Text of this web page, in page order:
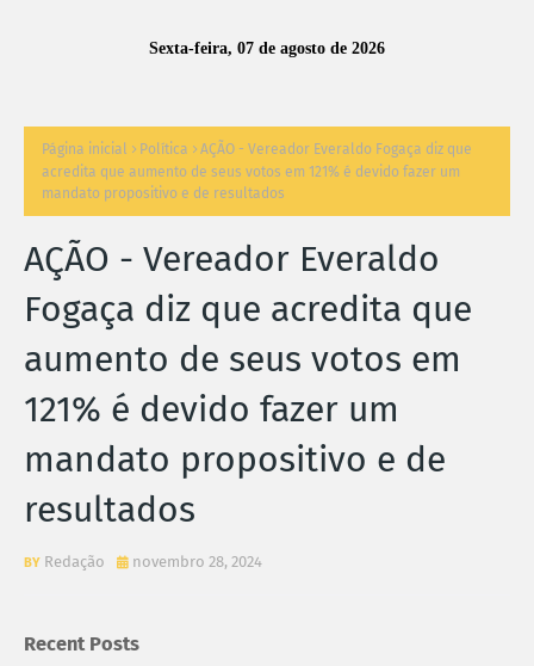
Sexta-feira, 07 de agosto de 2026
Página inicial Política
AÇÃO - Vereador Everaldo Fogaça diz que
acredita que aumento de seus votos em 121% é devido fazer um
mandato propositivo e de resultados
AÇÃO - Vereador Everaldo
Fogaça diz que acredita que
aumento de seus votos em
121% é devido fazer um
mandato propositivo e de
resultados
Redação novembro 28, 2024
Recent Posts